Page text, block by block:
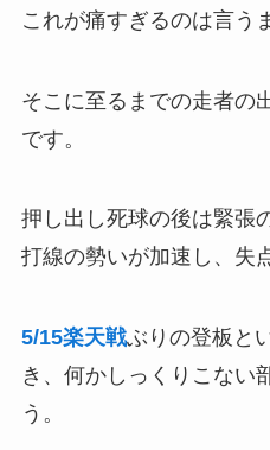
これが痛すぎるのは言う
そこに至るまでの走者の
です。
押し出し死球の後は緊張
打線の勢いが加速し、失
5/15楽天戦ぶりの登板と
き、何かしっくりこない
う。